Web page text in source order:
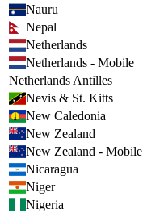
Nauru
Nepal
Netherlands
Netherlands - Mobile
Netherlands Antilles
Nevis & St. Kitts
New Caledonia
New Zealand
New Zealand - Mobile
Nicaragua
Niger
Nigeria